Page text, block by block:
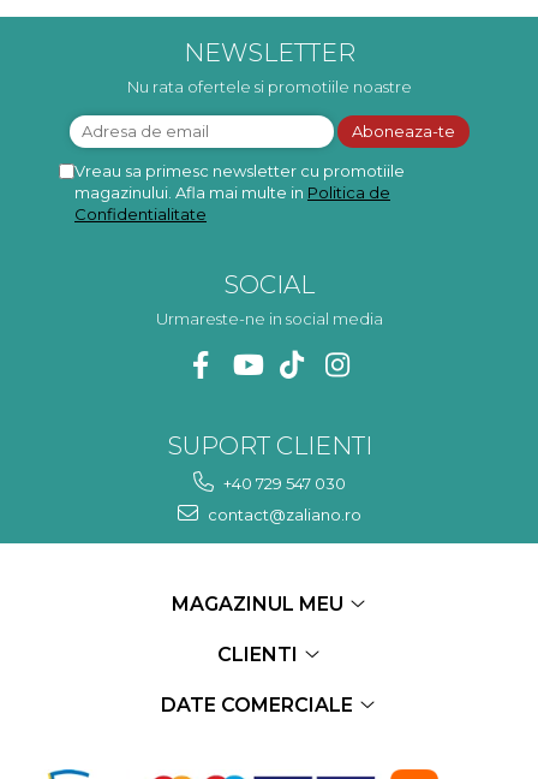
folosim, are viață. Vă
rugina dupa spalare. Aceasta
ma va scapa de aceasta
neplacere, in plus este tare
frumoasa, o ...
NEWSLETTER
Nu rata ofertele si promotiile noastre
Vreau sa primesc newsletter cu promotiile
magazinului. Afla mai multe in Politica de
Confidentialitate
SOCIAL
Urmareste-ne in social media
SUPORT CLIENTI
+40 729 547 030
contact@zaliano.ro
MAGAZINUL MEU
CLIENTI
DATE COMERCIALE